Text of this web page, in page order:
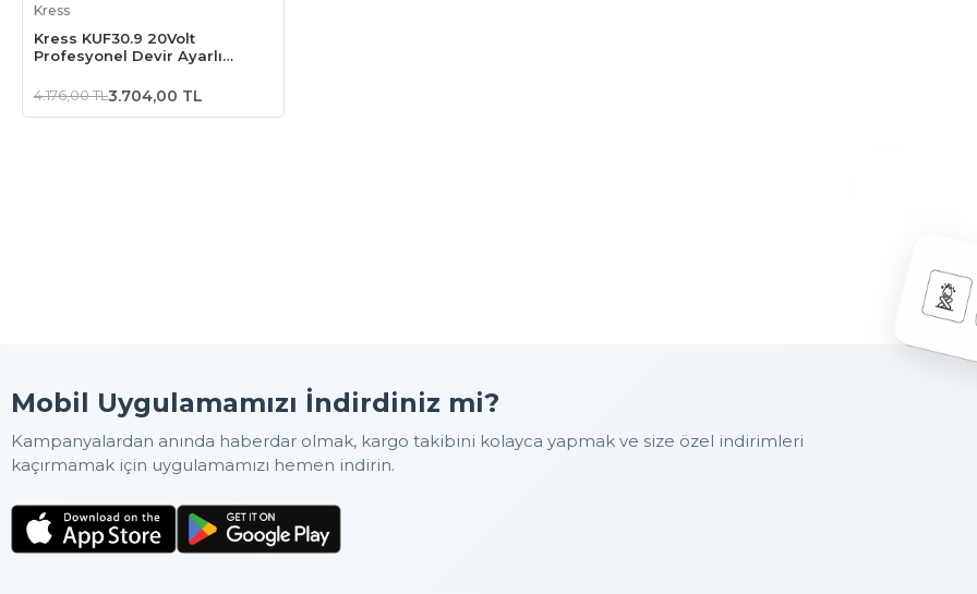
Kress
Kress KUF30.9 20Volt
Profesyonel Devir Ayarlı
(Akü Dahil Değildir)
4.176,00 TL3.704,00 TL
Mobil Uygulamamızı İndirdiniz mi?
Kampanyalardan anında haberdar olmak, kargo takibini kolayca yapmak ve size özel indirimleri
kaçırmamak için uygulamamızı hemen indirin.